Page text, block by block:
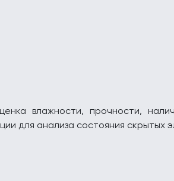
влажности, прочности,
для анализа состояния скрытых